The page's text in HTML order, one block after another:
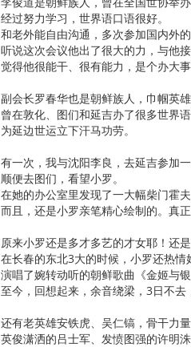
经过努力学习，世界语口语很好。
和老外能自由沟通，多次参加国内外的
听说这次会议他出了很大的力，与他接
觉得他很能干、很有能力，是个办大事
副会长罗春华也是朝鲜族人，巾帼英雄
曾在敦化、图们和延吉办了很多世界语
为延边世运立下汗马功劳。
有一次，我与沈阳李良，去延吉参加一
顺便去图们，看望小罗。
在她的办公室里发现了一大幅柴门霍
而且，还是小罗亲笔精心绘制的。真正
原来小罗还是多才多艺的才女耶！还
在长春的东北3大的时候，小罗还热情
演唱了婉转动听的朝鲜歌曲《金姬与银
至今，回想起来，余音绕梁，3日不去
还有老英雄安铁虎、吴仁镐，骨干力
英俊潇洒的吕士军、发愤图强的许明